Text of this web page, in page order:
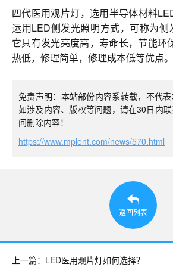
四代医用观片灯，选用半导体材料
运用LED侧发光照明方式，可称为侧
它具有发光亮度高，寿命长，节能环
热低，修理简单，修理成本低等优点。
免责声明：本站部份内容系转载，不代表
如涉及内容、版权等问题，请在30日内
间删除内容！
https://www.mplent.com/news/570.html
返回列表
上一篇：LED医用观片灯如何选择？